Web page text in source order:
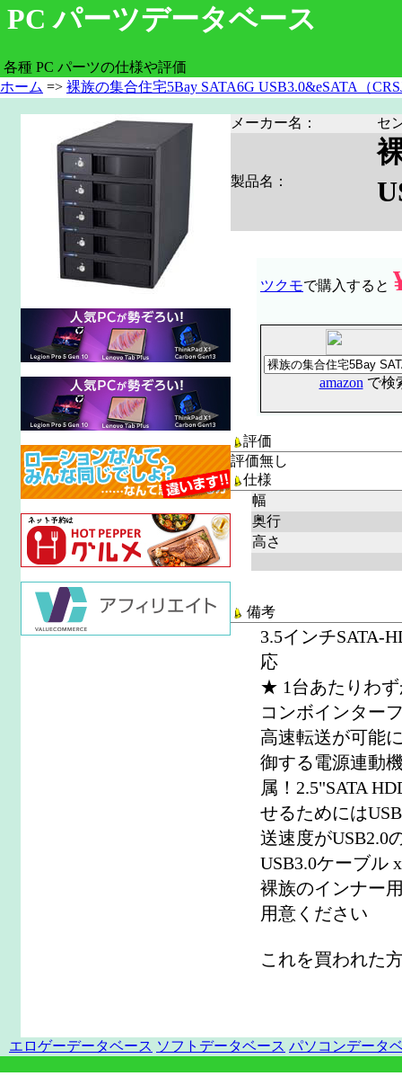
PC パーツデータベース
各種 PC パーツの仕様や評価
ホーム => 裸族の集合住宅5Bay SATA6G USB3.0&eSATA（
メーカー名： セ
製品名：
ツクモで購入すると
amazon で検
評価
評価無し
仕様
幅
奥行
高さ
備考
3.5インチSATA-
応
★ 1台あたりわず
コンボインター
高速転送が可能
御する電源連動
属！2.5"SATA
せるためには
送速度がUSB2.0
USB3.0ケーブル
裸族のインナー
用意ください
これを買われた
エロゲーデータベース ソフトデータベース パソコンデータ